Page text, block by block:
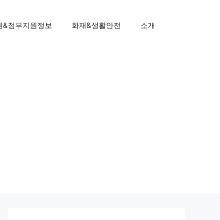
&정부지원정보 화재&생활안전 소개